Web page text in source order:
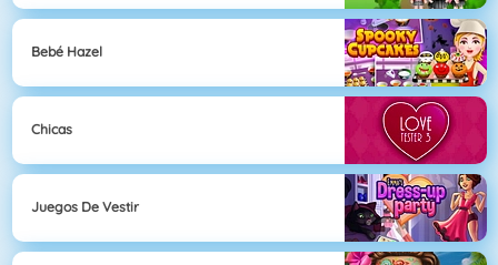
Bebé Hazel
Chicas
Juegos De Vestir